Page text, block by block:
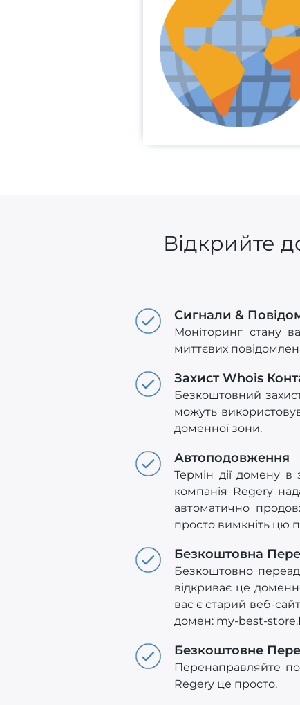
Відкрийте
Сигнали &
Моніторинг стану
миттєвих
Захист Whois
Безкоштовний
можуть
доменної зони.
Автоподовження
Термін дії домену
компанія Regery
автоматично
просто вимкніть цю
Безкоштовна
Безкоштовно
відкриває це
вас є старий веб-
домен: my-best-
Безкоштовне
Перенаправляйте
Regery це просто.